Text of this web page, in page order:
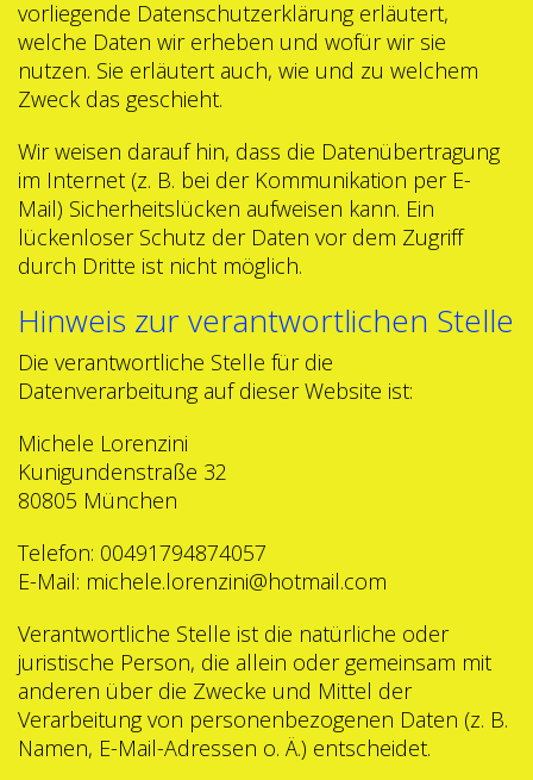
vorliegende Datenschutzerklärung erläutert,
welche Daten wir erheben und wofür wir sie
nutzen. Sie erläutert auch, wie und zu welchem
Zweck das geschieht.
Wir weisen darauf hin, dass die Datenübertragung
im Internet (z. B. bei der Kommunikation per E-
Mail) Sicherheitslücken aufweisen kann. Ein
lückenloser Schutz der Daten vor dem Zugriff
durch Dritte ist nicht möglich.
Hinweis zur verantwortlichen Stelle
Die verantwortliche Stelle für die
Datenverarbeitung auf dieser Website ist:
Michele Lorenzini
Kunigundenstraße 32
80805 München
Telefon: 00491794874057
E-Mail: michele.lorenzini@hotmail.com
Verantwortliche Stelle ist die natürliche oder
juristische Person, die allein oder gemeinsam mit
anderen über die Zwecke und Mittel der
Verarbeitung von personenbezogenen Daten (z. B.
Namen, E-Mail-Adressen o. Ä.) entscheidet.